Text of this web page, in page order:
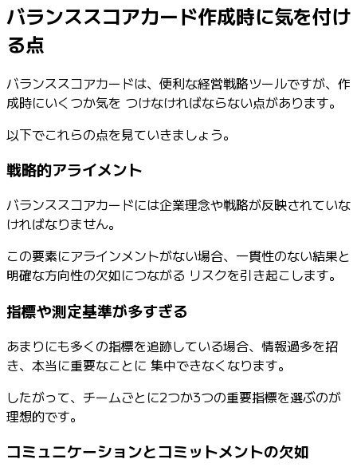
バランススコアカード作成時に気を付け
る点
バランススコアカードは、便利な経営戦略ツールですが、作
成時にいくつか気を つけなければならない点があります。
以下でこれらの点を見ていきましょう。
戦略的アライメント
バランススコアカードには企業理念や戦略が反映されていな
ければなりません。
この要素にアラインメントがない場合、一貫性のない結果と
明確な方向性の欠如につながる リスクを引き起こします。
指標や測定基準が多すぎる
あまりにも多くの指標を追跡している場合、情報過多を招
き、本当に重要なことに 集中できなくなります。
したがって、チームごとに2つか3つの重要指標を選ぶのが
理想的です。
コミュニケーションとコミットメントの欠如